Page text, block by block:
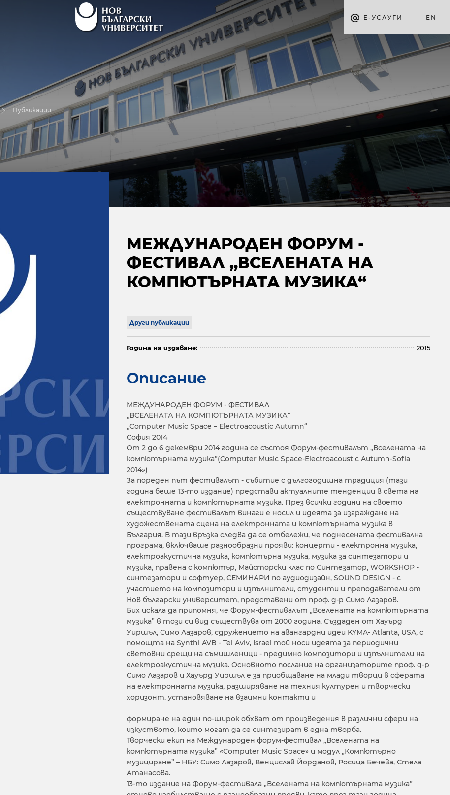
Е-УСЛУГИ EN
Публикации
МЕЖДУНАРОДЕН ФОРУМ -
ФЕСТИВАЛ „ВСЕЛЕНАТА НА
КОМПЮТЪРНАТА МУЗИКА“
Други публикации
Година на издаване: 2015
Описание
МЕЖДУНАРОДЕН ФОРУМ - ФЕСТИВАЛ
„ВСЕЛЕНАТА НА КОМПЮТЪРНАТА МУЗИКА“
„Computer Music Space – Electroacoustic Autumn“
София 2014
От 2 до 6 декември 2014 година се състоя Форум-фестивалът „Вселената на
компютърната музика”(Computer Music Space-Electroacoustic Autumn-Sofia
2014»)
За пореден път фестивалът - събитие с дългогодишна традиция (тази
година беше 13-то издание) представи актуалните тенденции в света на
електронната и компютърната музика. През всички години на своето
съществуване фестивалът винаги е носил и идеята за изграждане на
художествената сцена на електронната и компютърната музика в
България. В тази връзка следва да се отбележи, че поднесената фестивална
програма, включваше разнообразни прояви: концерти - електронна музика,
електроакустична музика, компютърна музика, музика за синтезатори и
музика, правена с компютър, Майсторски клас по Синтезатор, WORKSHOP -
синтезатори и софтуер, СЕМИНАРИ по аудиодизайн, SOUND DESIGN - с
участието на композитори и изпълнители, студенти и преподаватели от
Нов български университет, представени от проф. д-р Симо Лазаров.
Бих искала да припомня, че Форум-фестивалът „Вселената на компютърната
музика” в този си вид съществува от 2000 година. Създаден от Хауърд
Уиршъл, Симо Лазаров, сдружението на авангардни идеи KYMA- Atlanta, USA, с
помощта на Synthi AVB - Tel Aviv, Israel той носи идеята за периодични
световни срещи на съмишленици - предимно композитори и изпълнители на
електроакустична музика. Основното послание на организаторите проф. д-р
Симо Лазаров и Хауърд Уиршъл е за приобщаване на млади творци в сферата
на електронната музика, разширяване на техния културен и творчески
хоризонт, установяване на взаимни контакти и
формиране на един по-широк обхват от произведения в различни сфери на
изкуството, които могат да се синтезират в една творба.
Творчески екип на Международен форум-фестивал „Вселената на
компютърната музика” «Computer Music Space» и модул „Компютър­но
музициране” – НБУ: Симо Лазаров, Венцислав Йорданов, Росица Бечева, Стела
Атанасова.
13-то издание на Форум-фестивала „Вселената на компютърната музика”